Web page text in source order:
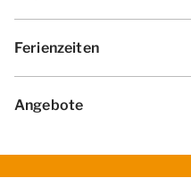
Ferienzeiten
Angebote